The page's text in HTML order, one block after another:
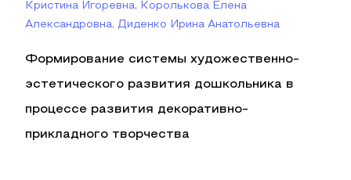
Кристина Игоревна, Королькова Елена
Александровна, Диденко Ирина Анатольевна
Формирование системы художественно-
эстетического развития дошкольника в
процессе развития декоративно-
прикладного творчества